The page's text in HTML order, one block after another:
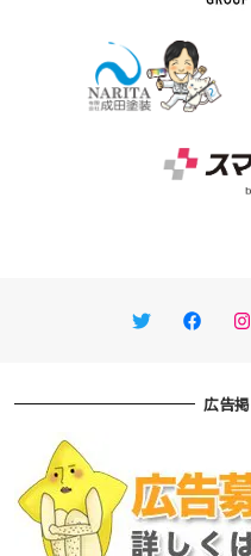
Twitter
広告